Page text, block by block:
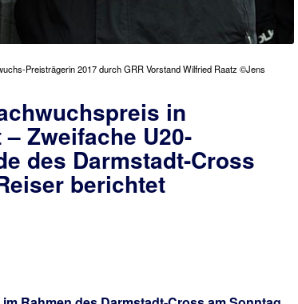
Preisträgerin 2017 durch GRR Vorstand Wilfried Raatz ©Jens
in
Zweifache U20-
des Darmstadt-Cross
berichtet